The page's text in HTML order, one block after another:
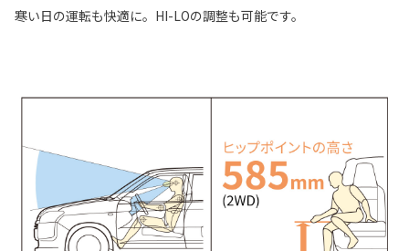
寒い日の運転も快適に。HI-LOの調整も可能です。